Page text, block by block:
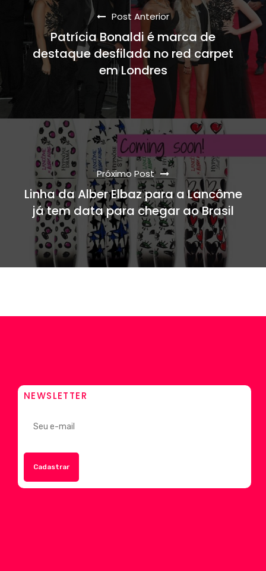
Post Anterior
Patrícia Bonaldi é marca de
destaque desfilada no red carpet
em Londres
Próximo Post
Linha da Alber Elbaz para a Lancôme
já tem data para chegar ao Brasil
NEWSLETTER